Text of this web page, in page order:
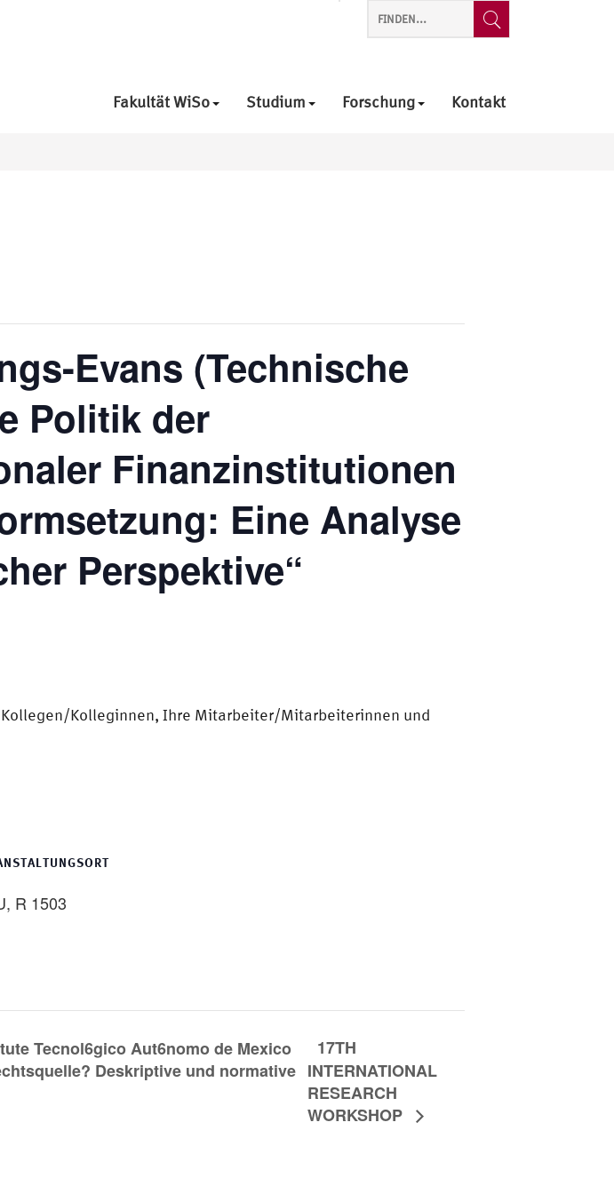
Fakultät WiSo Studium Forschung Kontakt
Evans (Technische
Politik der
Finanzinstitutionen
Eine Analyse
Perspektive“
Kolleginnen, Ihre Mitarbeiter/Mitarbeiterinnen und
R 1503
Tecnol6gico Aut6nomo de Mexico
Deskriptive und normative
17TH
INTERNATIONAL
RESEARCH
WORKSHOP